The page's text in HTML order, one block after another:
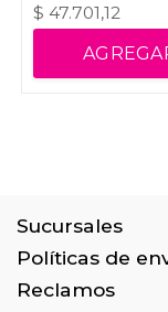
$ 47.701,12
Sucursales
Políticas de
Reclamos